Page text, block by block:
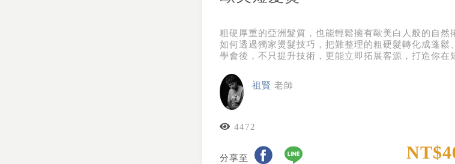
粗硬厚重的亞洲髮質，也能輕鬆擁有歐美白人般的自然
如何透過獨家燙髮技巧，把難整理的粗硬髮轉化成蓬鬆
學會後，不只提升技術，更能立即拓展客源，打造你在
祖賢 老師
4472
分享至